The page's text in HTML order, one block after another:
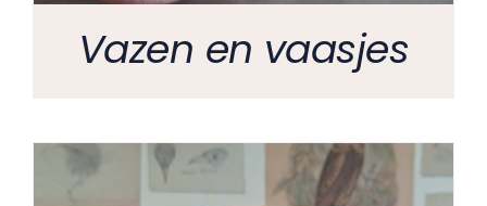
Vazen en vaasjes